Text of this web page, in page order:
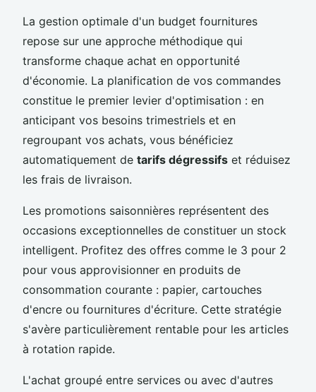
La gestion optimale d'un budget fournitures
repose sur une approche méthodique qui
transforme chaque achat en opportunité
d'économie. La planification de vos commandes
constitue le premier levier d'optimisation : en
anticipant vos besoins trimestriels et en
regroupant vos achats, vous bénéficiez
automatiquement de tarifs dégressifs et réduisez
les frais de livraison.
Les promotions saisonnières représentent des
occasions exceptionnelles de constituer un stock
intelligent. Profitez des offres comme le 3 pour 2
pour vous approvisionner en produits de
consommation courante : papier, cartouches
d'encre ou fournitures d'écriture. Cette stratégie
s'avère particulièrement rentable pour les articles
à rotation rapide.
L'achat groupé entre services ou avec d'autres